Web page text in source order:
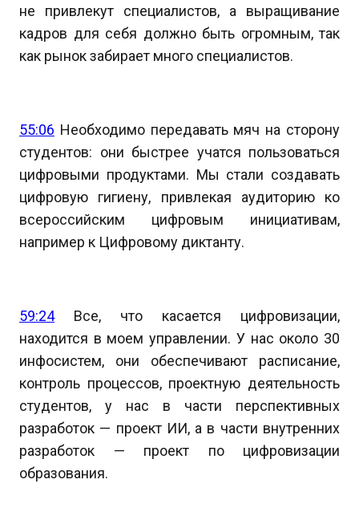
не привлекут специалистов, а выращивание
кадров для себя должно быть огромным, так
как рынок забирает много специалистов.
55:06 Необходимо передавать мяч на сторону
студентов: они быстрее учатся пользоваться
цифровыми продуктами. Мы стали создавать
цифровую гигиену, привлекая аудиторию ко
всероссийским цифровым инициативам,
например к Цифровому диктанту.
59:24Все, что касается цифровизации,
находится в моем управлении. У нас около 30
инфосистем, они обеспечивают расписание,
контроль процессов, проектную деятельность
студентов, у нас в части перспективных
разработок — проект ИИ, а в части внутренних
разработок — проект по цифровизации
образования.